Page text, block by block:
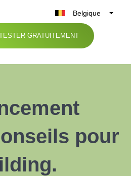
Belgique
België
Nederland
España
TESTER GRATUITEMENT
pour